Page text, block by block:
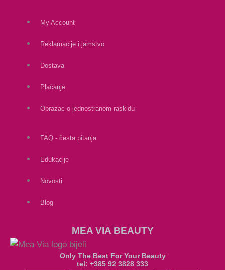
My Account
Reklamacije i jamstvo
Dostava
Plaćanje
Obrazac o jednostranom raskidu
FAQ - česta pitanja
Edukacije
Novosti
Blog
MEA VIA BEAUTY
Only The Best For Your Beauty
tel: +385 92 3828 333